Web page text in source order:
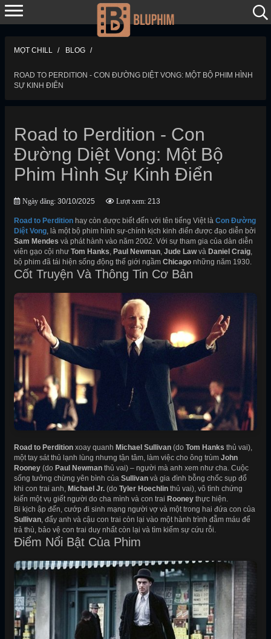
MỌT CHILL BLOG
ROAD TO PERDITION - CON ĐƯỜNG DIỆT VONG: MỘT BỘ PHIM HÌNH
SỰ KINH ĐIỂN
Road to Perdition - Con
Đường Diệt Vong: Một Bộ
Phim Hình Sự Kinh Điển
Ngày đăng: 30/10/2025 Lượt xem: 213
Road to Perdition hay còn được biết đến với tên tiếng Việt là Con Đường
Diệt Vong, là một bộ phim hình sự-chính kịch kinh điển được đạo diễn bởi
Sam Mendes và phát hành vào năm 2002. Với sự tham gia của dàn diễn
viên gạo cội như Tom Hanks, Paul Newman, Jude Lawvà Daniel Craig,
bộ phim đã tái hiện sống động thế giới ngầm Chicago những năm 1930.
Cốt Truyện Và Thông Tin Cơ Bản
Road to Perdition xoay quanh Michael Sullivan (do Tom Hanks thủ vai),
một tay sát thủ lạnh lùng nhưng tận tâm, làm việc cho ông trùm John
Rooney (do Paul Newman thủ vai) – người mà anh xem như cha. Cuộc
sống tưởng chừng yên bình của Sullivan và gia đình bỗng chốc sụp đổ
khi con trai anh, Michael Jr. (do Tyler Hoechlin thủ vai), vô tình chứng
kiến một vụ giết người do cha mình và con trai Rooney thực hiện.
Bi kịch ập đến, cướp đi sinh mạng người vợ và một trong hai đứa con của
Sullivan , đẩy anh và cậu con trai còn lại vào một hành trình đẫm máu để
trả thù, bảo vệ con trai duy nhất còn lại và tìm kiếm sự cứu rỗi.
Điểm Nổi Bật Của Phim